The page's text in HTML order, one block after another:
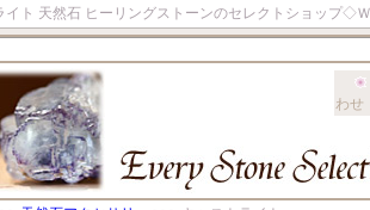
イト 天然石 ヒーリングストーンのセレクトショップ◇
わせ